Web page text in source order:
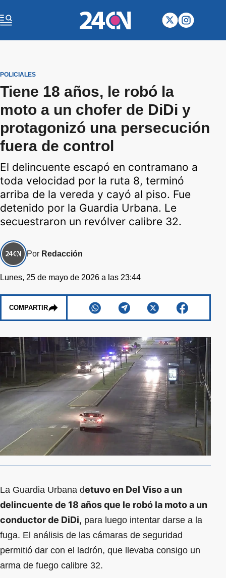
POLICIALES
Tiene 18 años, le robó la
moto a un chofer de DiDi y
protagonizó una persecución
fuera de control
El delincuente escapó en contramano a
toda velocidad por la ruta 8, terminó
arriba de la vereda y cayó al piso. Fue
detenido por la Guardia Urbana. Le
secuestraron un revólver calibre 32.
Por Redacción
Lunes, 25 de mayo de 2026 a las 23:44
COMPARTIR
La Guardia Urbana detuvo en Del Viso a un
delincuente de 18 años que le robó la moto a un
conductor de DiDi, para luego intentar darse a la
fuga. El análisis de las cámaras de seguridad
permitió dar con el ladrón, que llevaba consigo un
arma de fuego calibre 32.